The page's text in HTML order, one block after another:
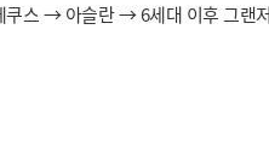
쿠스 → 아슬란 → 6세대 이후 그랜